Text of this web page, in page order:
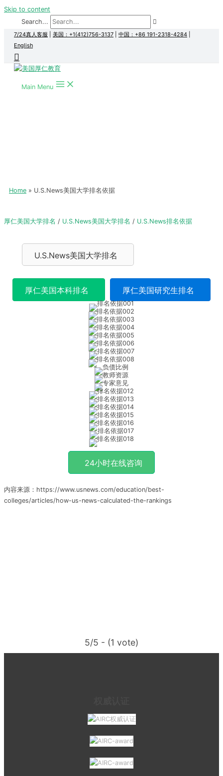
Skip to content
Search...
7/24真人客服 美国：+1(412)756-3137 中国：+86 191-2318-4284
English
Main Menu
Home U.S.News美国大学排名依据
厚仁美国大学排名 / U.S.News美国大学排名 / U.S.News排名依据
U.S.News美国大学排名
厚仁美国本科排名 厚仁美国研究生排名
24小时在线咨询
内容来源：https://www.usnews.com/education/best-
colleges/articles/how-us-news-calculated-the-rankings
5/5 - (1 vote)